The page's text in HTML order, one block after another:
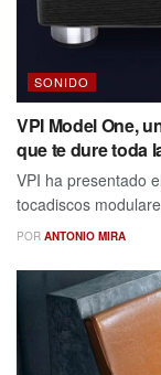
SONIDO
VPI Model One,
que te dure toda
VPI ha presentado
tocadiscos
POR ANTONIO MIRA